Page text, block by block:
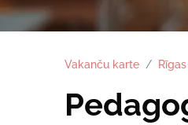
Vakanču karte